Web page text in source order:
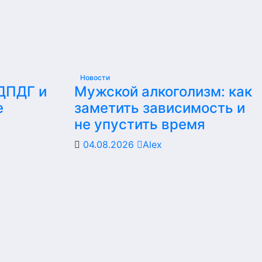
и
Новости
Мужской алкоголизм: как
заметить зависимость и
не упустить время
04.08.2026 Alex